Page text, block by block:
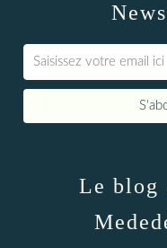
Le blog